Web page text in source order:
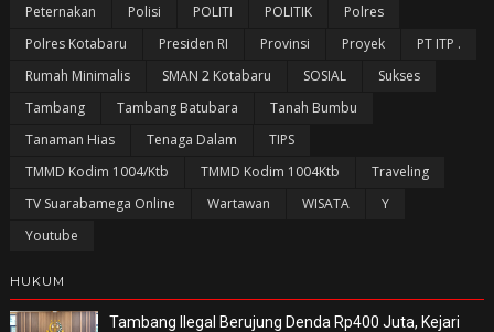
Peternakan
Polisi POLITI POLITIK
Polres
Polres Kotabaru
Presiden RI Provinsi Proyek
PT ITP .
Rumah Minimalis
SMAN 2 Kotabaru SOSIAL
Sukses
Tambang
Tambang Batubara
Tanah Bumbu
Tanaman Hias
Tenaga Dalam
TIPS
TMMD Kodim 1004/Ktb
TMMD Kodim 1004Ktb
Traveling
TV Suarabamega Online
Wartawan WISATA
Y
Youtube
HUKUM
Tambang Ilegal Berujung Denda Rp400 Juta, Kejari